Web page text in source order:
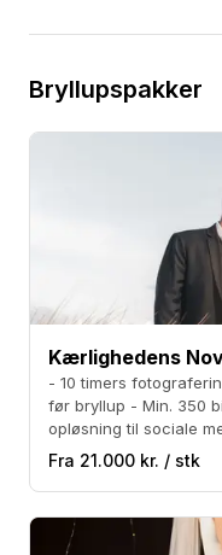
Bryllupspakker
Kærlighedens
- 10 timers
før bryllup - Min. 350
opløsning til sociale
á 10 billeder indenfor 1
Fra 21.000 kr. / stk